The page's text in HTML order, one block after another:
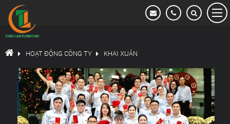
HOẠT ĐỘNG TỪ THIỆN
HOẠT ĐỘNG VUI CHƠI GIẢI TRÍ
GIẢI BÓNG ĐÁ
DỰ ÁN TÙNG LÂM - TOWER
HOẠT ĐỘNG CÔNG TY KHAI XUÂN